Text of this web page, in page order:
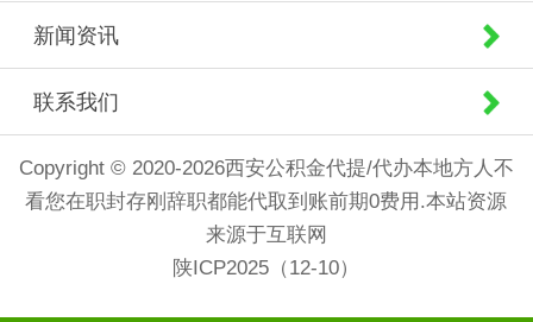
新闻资讯
联系我们
Copyright © 2020-2026西安公积金代提/代办本地方人不
看您在职封存刚辞职都能代取到账前期0费用.本站资源
来源于互联网
陕ICP2025（12-10）